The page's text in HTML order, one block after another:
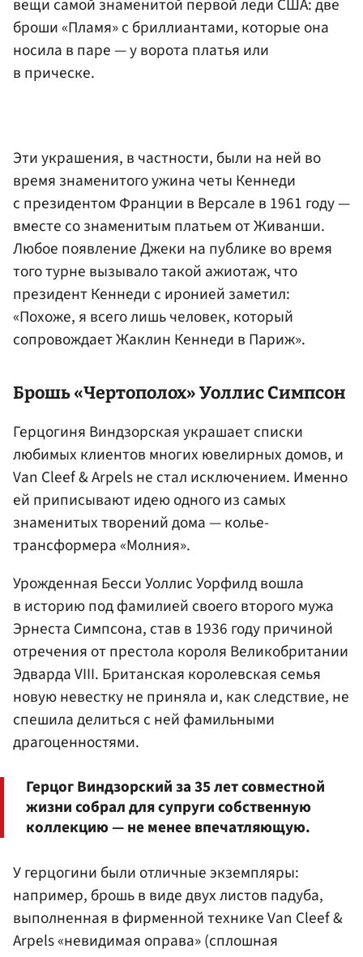
вещи самой знаменитой первой леди США: две
броши «Пламя» с бриллиантами, которые она
носила в паре — у ворота платья или
в прическе.
Эти украшения, в частности, были на ней во
время знаменитого ужина четы Кеннеди
с президентом Франции в Версале в 1961 году —
вместе со знаменитым платьем от Живанши.
Любое появление Джеки на публике во время
того турне вызывало такой ажиотаж, что
президент Кеннеди с иронией заметил:
«Похоже, я всего лишь человек, который
сопровождает Жаклин Кеннеди в Париж».
Брошь «Чертополох» Уоллис Симпсон
Герцогиня Виндзорская украшает списки
любимых клиентов многих ювелирных домов, и
Van Cleef & Arpels не стал исключением. Именно
ей приписывают идею одного из самых
знаменитых творений дома — колье-
трансформера «Молния».
Урожденная Бесси Уоллис Уорфилд вошла
в историю под фамилией своего второго мужа
Эрнеста Симпсона, став в 1936 году причиной
отречения от престола короля Великобритании
Эдварда VIII. Британская королевская семья
новую невестку не приняла и, как следствие, не
спешила делиться с ней фамильными
драгоценностями.
Герцог Виндзорский за 35 лет совместной
жизни собрал для супруги собственную
коллекцию — не менее впечатляющую.
У герцогини были отличные экземпляры:
например, брошь в виде двух листов падуба,
выполненная в фирменной технике Van Cleef &
Arpels «невидимая оправа» (сплошная